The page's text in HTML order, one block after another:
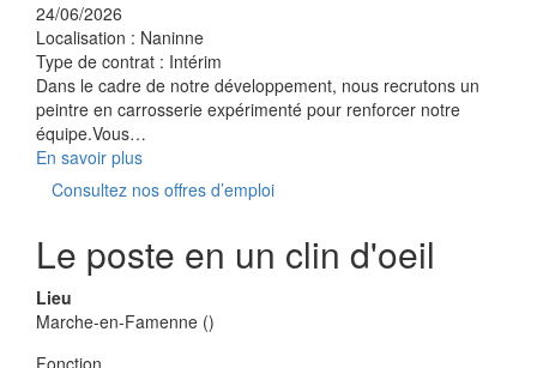
24/06/2026
Localisation : Naninne
Type de contrat : Intérim
Dans le cadre de notre développement, nous recrutons un
peintre en carrosserie expérimenté pour renforcer notre
équipe.Vous…
En savoir plus
Consultez nos offres d’emploi
Le poste en un clin d'oeil
Lieu
Marche-en-Famenne ()
Fonction